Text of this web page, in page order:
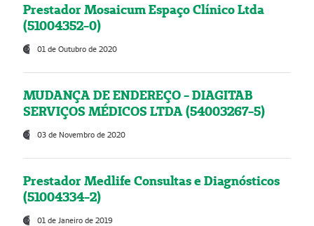
Prestador Mosaicum Espaço Clínico Ltda
(51004352-0)
01 de Outubro de 2020
MUDANÇA DE ENDEREÇO - DIAGITAB
SERVIÇOS MÉDICOS LTDA (54003267-5)
03 de Novembro de 2020
Prestador Medlife Consultas e Diagnósticos
(51004334-2)
01 de Janeiro de 2019